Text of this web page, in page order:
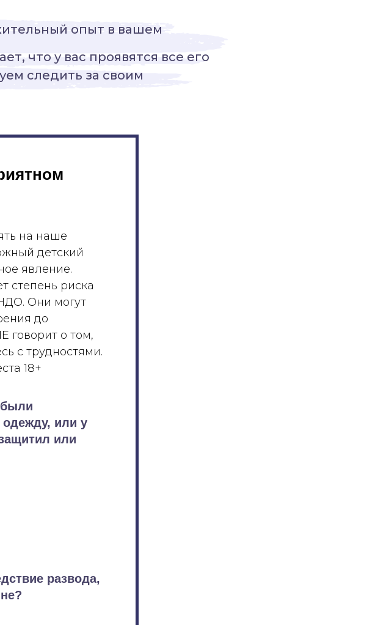
опыт в вашем
что у вас проявятся все его
следить за своим
на наше
детский
явление.
степень риска
Они могут
до
говорит о том,
с трудностями.
18+
или у
или
развода,